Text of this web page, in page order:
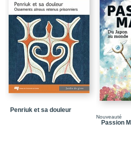
Penriuk et sa douleur
Nouveauté
Passion